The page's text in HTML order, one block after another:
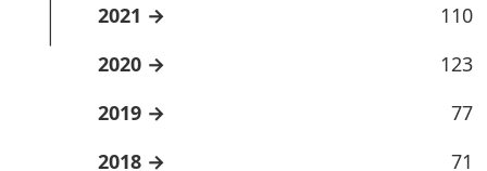
2021
110
2020
123
2019
77
2018
71